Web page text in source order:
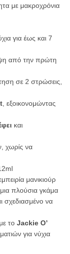
με μακροχρόνια
για έως και 7
από την πρώτη
σε 2 στρώσεις,
, εξοικονομώντας
και
χωρίς να
μανικιούρ
μια πλούσια γκάμα
να
το Jackie O’
για νύχια